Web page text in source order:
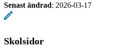
Senast ändrad: 2026-03-17
Skolsidor